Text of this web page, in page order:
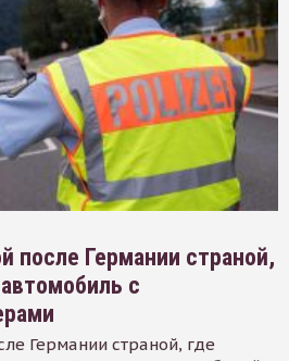
после Германии страной,
с
Германии страной, где